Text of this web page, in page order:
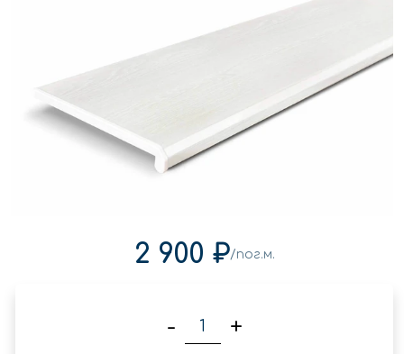
2 900 ₽/пог.м.
- +